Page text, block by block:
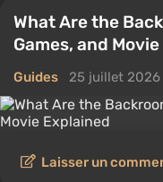
What Are the
Games, and
Guides 25 juillet 2026
Laisser un